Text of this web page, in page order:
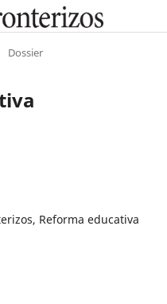
Dossier
Reforma educativa